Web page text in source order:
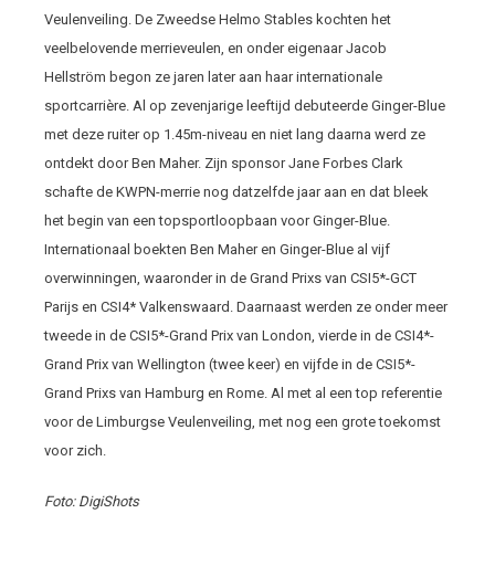
Veulenveiling. De Zweedse Helmo Stables kochten het
veelbelovende merrieveulen, en onder eigenaar Jacob
Hellström begon ze jaren later aan haar internationale
sportcarrière. Al op zevenjarige leeftijd debuteerde Ginger-Blue
met deze ruiter op 1.45m-niveau en niet lang daarna werd ze
ontdekt door Ben Maher. Zijn sponsor Jane Forbes Clark
schafte de KWPN-merrie nog datzelfde jaar aan en dat bleek
het begin van een topsportloopbaan voor Ginger-Blue.
Internationaal boekten Ben Maher en Ginger-Blue al vijf
overwinningen, waaronder in de Grand Prixs van CSI5*-GCT
Parijs en CSI4* Valkenswaard. Daarnaast werden ze onder meer
tweede in de CSI5*-Grand Prix van London, vierde in de CSI4*-
Grand Prix van Wellington (twee keer) en vijfde in de CSI5*-
Grand Prixs van Hamburg en Rome. Al met al een top referentie
voor de Limburgse Veulenveiling, met nog een grote toekomst
voor zich.
Foto: DigiShots